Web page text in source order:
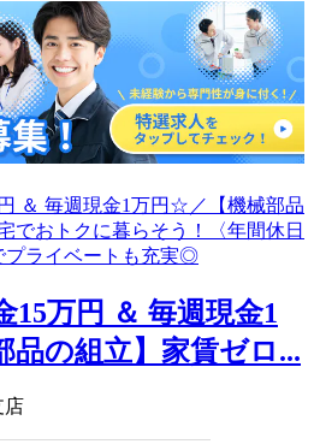
万円 ＆ 毎週現金1
の組立】家賃ゼロ...
店